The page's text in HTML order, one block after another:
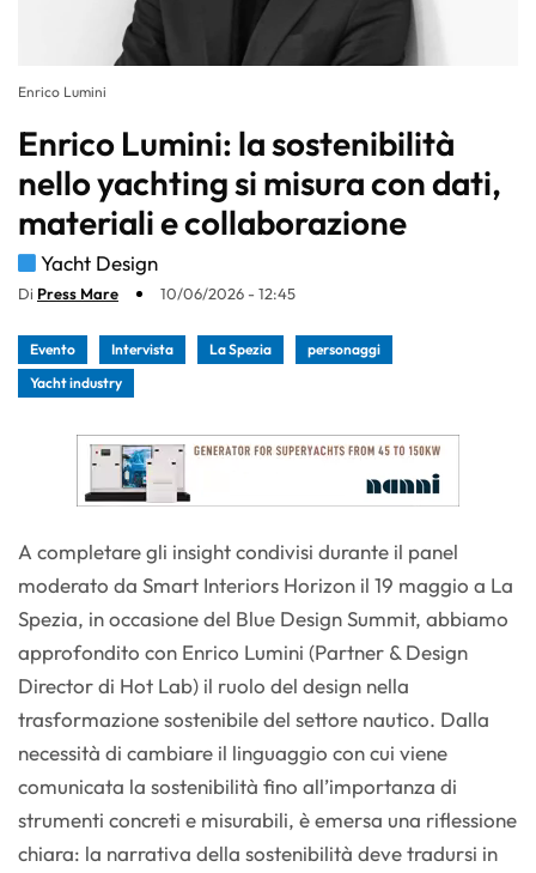
Enrico Lumini
Enrico Lumini: la sostenibilità
nello yachting si misura con dati,
materiali e collaborazione
Yacht Design
Di Press Mare 10/06/2026 - 12:45
Evento Intervista La Spezia
personaggi
Yacht industry
A completare gli insight condivisi durante il panel
moderato da Smart Interiors Horizon il 19 maggio a La
Spezia, in occasione del Blue Design Summit, abbiamo
approfondito con Enrico Lumini (Partner & Design
Director di Hot Lab) il ruolo del design nella
trasformazione sostenibile del settore nautico. Dalla
necessità di cambiare il linguaggio con cui viene
comunicata la sostenibilità fino all’importanza di
strumenti concreti e misurabili, è emersa una riflessione
chiara: la narrativa della sostenibilità deve tradursi in